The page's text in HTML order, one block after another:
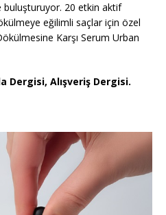
buluşturuyor. 20 etkin aktif
eğilimli saçlar için özel
Karşı Serum Urban
Dergisi, Alışveriş Dergisi.